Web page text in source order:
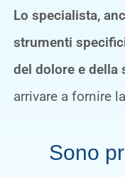
Lo specialista,
strumenti
del dolore e della
arrivare a fornire
Sono